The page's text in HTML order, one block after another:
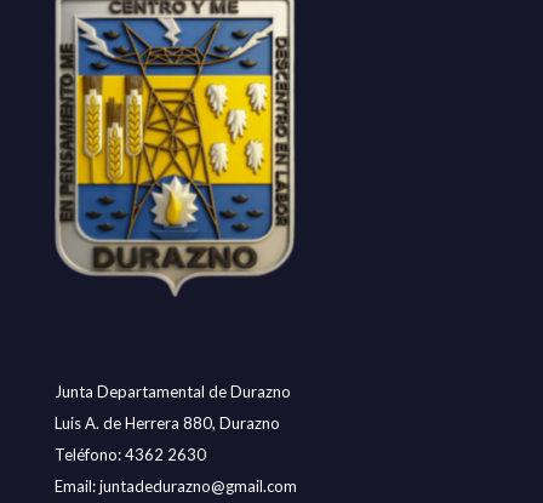
Junta Departamental de Durazno
Luis A. de Herrera 880, Durazno
Teléfono: 4362 2630
Email:juntadedurazno@gmail.com